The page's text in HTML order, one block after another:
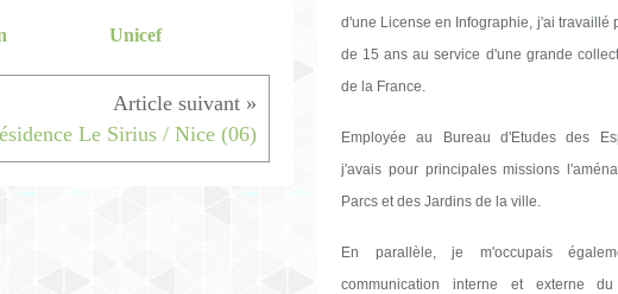
Unicef
Le Sirius / Nice (06)
d'une License en Infographie, j'ai travaillé
de 15 ans au service d'une grande
de la France.
Employée au Bureau d'Etudes des
j'avais pour principales missions
Parcs et des Jardins de la ville.
En parallèle, je m'occupais
communication interne et externe